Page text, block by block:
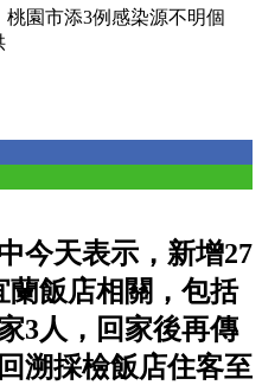
園市添3例感染源不明個
今天表示，新增27
蘭飯店相關，包括
3人，回家後再傳
溯採檢飯店住客至